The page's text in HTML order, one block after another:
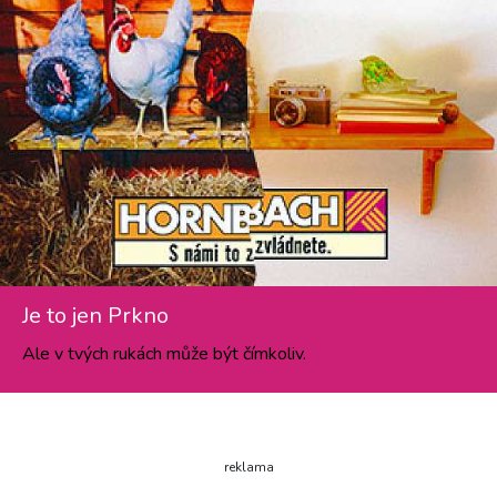
Je to jen Prkno
Ale v tvých rukách může být čímkoliv.
reklama